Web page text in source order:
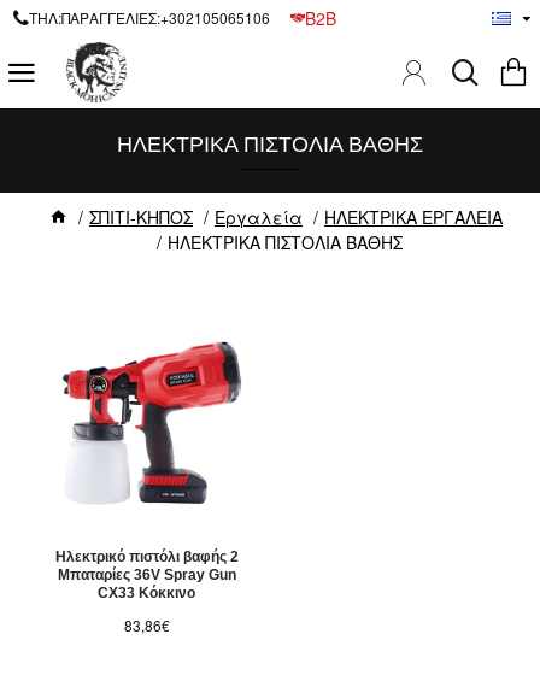
ΤΗΛ:ΠΑΡΑΓΓΕΛΙΕΣ:+302105065106 B2B
ΣΠΙΤΙ-ΚΗΠΟΣ Εργαλεία
ΗΛΕΚΤΡΙΚΑ ΕΡΓΑΛΕΙΑ
ΗΛΕΚΤΡΙΚΑ ΠΙΣΤΟΛΙΑ ΒΑΘΗΣ
ΗΛΕΚΤΡΙΚΑ ΠΙΣΤΟΛΙΑ ΒΑΘΗΣ
Ηλεκτρικό πιστόλι βαφής 2
Μπαταρίες 36V Spray Gun
CX33 Κόκκινο
83,86€